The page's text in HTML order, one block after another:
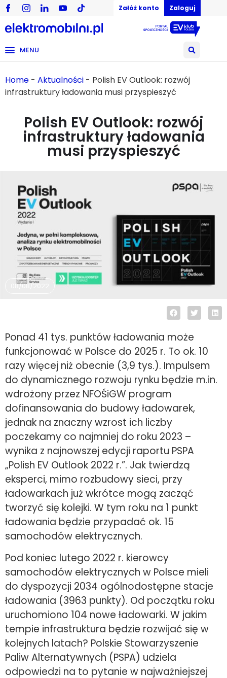
Załóż konto Zaloguj
MENU
Home - Aktualności - Polish EV Outlook: rozwój
infrastruktury ładowania musi przyspieszyć
Polish EV Outlook: rozwój
infrastruktury ładowania
musi przyspieszyć
08/08/2022
Ponad 41 tys. punktów ładowania może
funkcjonować w Polsce do 2025 r. To ok. 10
razy więcej niż obecnie (3,9 tys.). Impulsem
do dynamicznego rozwoju rynku będzie m.in.
wdrożony przez NFOŚiGW program
dofinansowania do budowy ładowarek,
jednak na znaczny wzrost ich liczby
poczekamy co najmniej do roku 2023 –
wynika z najnowszej edycji raportu PSPA
„Polish EV Outlook 2022 r.”. Jak twierdzą
eksperci, mimo rozbudowy sieci, przy
ładowarkach już wkrótce mogą zacząć
tworzyć się kolejki. W tym roku na 1 punkt
ładowania będzie przypadać ok. 15
samochodów elektrycznych.
Pod koniec lutego 2022 r. kierowcy
samochodów elektrycznych w Polsce mieli
do dyspozycji 2034 ogólnodostępne stacje
ładowania (3963 punkty). Od początku roku
uruchomiono 104 nowe ładowarki. W jakim
tempie infrastruktura będzie rozwijać się w
kolejnych latach? Polskie Stowarzyszenie
Paliw Alternatywnych (PSPA) udziela
odpowiedzi na to pytanie w najważniejszej